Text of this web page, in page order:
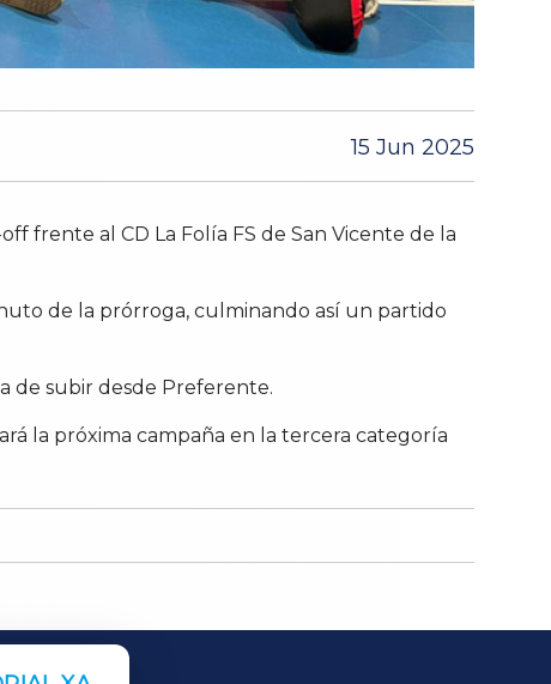
15 Jun 2025
frente al CD La Folía FS de San Vicente de la
de la prórroga, culminando así un partido
de subir desde Preferente.
la próxima campaña en la tercera categoría